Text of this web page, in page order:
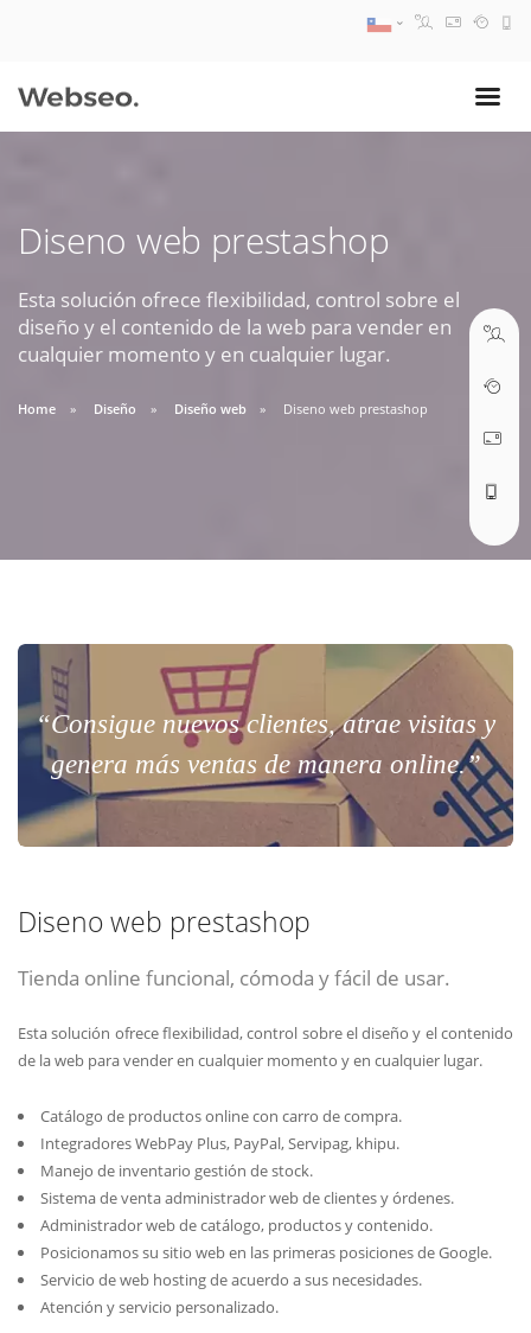
Diseno web prestashop
Esta solución ofrece flexibilidad, control sobre el
diseño y el contenido de la web para vender en
cualquier momento y en cualquier lugar.
Home Diseño Diseño web Diseno web prestashop
“Consigue nuevos clientes, atrae visitas y
genera más ventas de manera online.”
Diseno web prestashop
Tienda online funcional, cómoda y fácil de usar.
Esta solución ofrece flexibilidad, control sobre el diseño y el contenido
de la web para vender en cualquier momento y en cualquier lugar.
Catálogo de productos online con carro de compra.
Integradores WebPay Plus, PayPal, Servipag, khipu.
Manejo de inventario gestión de stock.
Sistema de venta administrador web de clientes y órdenes.
Administrador web de catálogo, productos y contenido.
Posicionamos su sitio web en las primeras posiciones de Google.
Servicio de web hosting de acuerdo a sus necesidades.
Atención y servicio personalizado.
09:30 AM A 18:30 PM
soporte@webseo.cl
ABRIR TICKET